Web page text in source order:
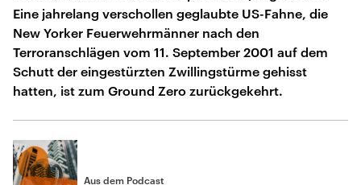
Eine jahrelang verschollen geglaubte US-Fahne, die
New Yorker Feuerwehrmänner nach den
Terroranschlägen vom 11. September 2001 auf dem
Schutt der eingestürzten Zwillingstürme gehisst
hatten, ist zum Ground Zero zurückgekehrt.
Aus dem Podcast